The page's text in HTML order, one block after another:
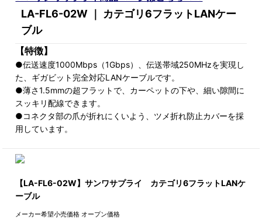
LA-FL6-02W ｜ カテゴリ6フラットLANケー
ブル
【特徴】
●伝送速度1000Mbps（1Gbps）、伝送帯域250MHzを実現し
た、ギガビット完全対応LANケーブルです。
●薄さ1.5mmの超フラットで、カーペットの下や、細い隙間に
スッキリ配線できます。
●コネクタ部の爪が折れにくいよう、ツメ折れ防止カバーを採
用しています。
【LA-FL6-02W】サンワサプライ カテゴリ6フラットLANケ
ーブル
メーカー希望小売価格 オープン価格